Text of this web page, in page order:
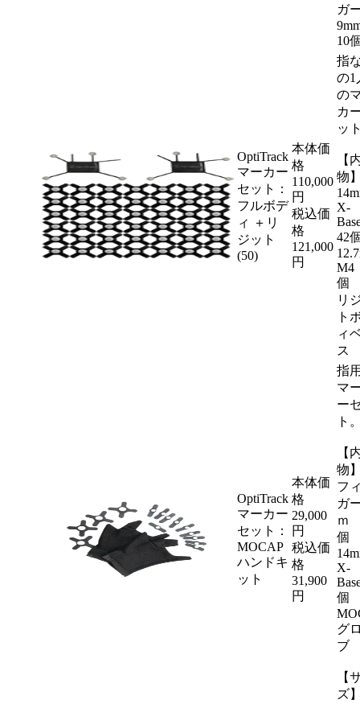
ガ
10
OptiTrack
マーカー
セット：
フルボデ
ィ ＋リ
ジット
(50)
本体価
格
110,000
円
税込価
格
121,000
円
指
の1
の
カ
ッ
【
物
X-
42
個
リ
ト
ィ
ス
OptiTrack
マーカー
セット：
MOCAP
ハンドキ
ット
本体価
格
29,000
円
税込価
格
31,900
円
指
マ
ー
ト
【
物
フ
ガ
ｍ
個
X-
個
グ
ブ
【
ズ